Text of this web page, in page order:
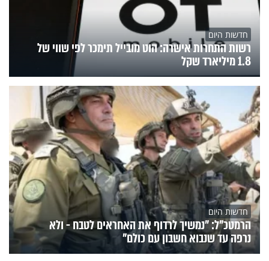
חדשות היום
רשות התחרות אישרה: הוט מובייל תימכר לפי שווי של
1.8 מיליארד שקל
חדשות היום
הרמטכ"ל: "נמשיך לרדוף את האחראים לטבח - ולא
נרפה עד שנבוא חשבון עם כולם"